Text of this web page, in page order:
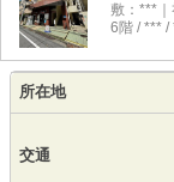
敷：***
6階 / *** /
所在地
交通